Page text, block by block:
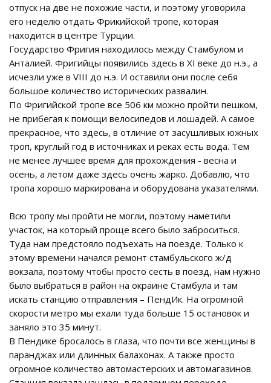
отпуск на две не похожие части, и поэтому уговорила
его неделю отдать Фрикийской тропе, которая
находится в центре Турции.
Государство Фригия находилось между Стамбулом и
Анталией. Фригийцы появились здесь в XI веке до н.э., а
исчезли уже в VIII до н.э. И оставили они после себя
большое количество исторических развалин.
По Фригийской тропе все 506 км можно пройти пешком,
не прибегая к помощи велосипедов и лошадей. А самое
прекрасное, что здесь, в отличие от засушливых южных
троп, круглый год в источниках и реках есть вода. Тем
не менее лучшее время для прохождения - весна и
осень, а летом даже здесь очень жарко. Добавлю, что
тропа хорошо маркирована и оборудована указателями.
Всю тропу мы пройти не могли, поэтому наметили
участок, на который проще всего было заброситься.
Туда нам предстояло подъехать на поезде. Только к
этому времени начался ремонт стамбульского ж/д
вокзала, поэтому чтобы просто сесть в поезд, нам нужно
было выбраться в район на окраине Стамбула и там
искать станцию отправления – ПендИк. На огромной
скорости метро мы ехали туда больше 15 остановок и
заняло это 35 минут.
В Пендике бросалось в глаза, что почти все женщины в
паранджах или длинных балахонах. А также просто
огромное количество автомастерских и автомагазинов.